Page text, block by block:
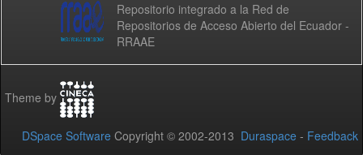
Repositorio integrado a la Red de
Repositorios de Acceso Abierto del Ecuador -
RRAAE
Theme by
DSpace Software Copyright © 2002-2013 Duraspace - Feedback